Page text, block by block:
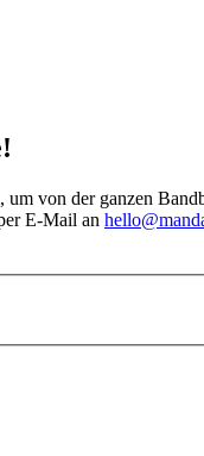
von der ganzen
E-Mail an